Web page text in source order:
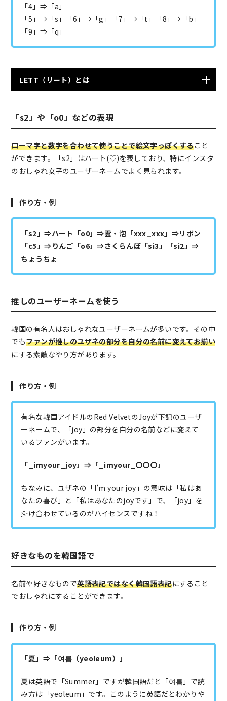
「4」⇒「a」
「5」⇒「s」「6」⇒「g」「7」⇒「t」「8」⇒「b」
「9」⇒「q」
LETT（リート）とは
す。一時期ゲームなどの名前で流行ったり日本ではハッ
カー語とも呼ばれています。
参考：Wikipedia
「s2」や「o0」などの表現
ローマ字と数字を合わせて使うことで絵文字っぽくすること
ができます。「s2」はハート(♡)を表しており、特にインスタ
のおしゃれ女子のユーザーネームでよく見られます。
作り方・例
「s2」⇒ハート「o0」⇒雲・泡「xxx_xxx」⇒リボン
「c5」⇒りんご「o6」⇒さくらんぼ「si3」「si2」⇒
ちょうちょ
推しのユーザーネームを使う
韓国の有名人はおしゃれなユーザーネームが多いです。その中
でもファンが推しのユザネの部分を自分の名前に変えてお揃い
にする素敵なやり方があります。
作り方・例
有名な韓国アイドルのRed VelvetのJoyが下記のユーザ
ーネームで、「joy」の部分を自分の名前などに変えて
いるファンがいます。
「_imyour_joy」⇒「_imyour_〇〇〇」
ちなみに、ユザネの「I’m your joy」の意味は「私はあ
なたの喜び」と「私はあなたのjoyです」で、「joy」を
掛け合わせているのがハイセンスですね！
好きなものを韓国語で
名前や好きなもので英語表記ではなく韓国語表記にすること
でおしゃれにすることができます。
作り方・例
「夏」⇒「여름（yeoleum）」
夏は英語で「Summer」ですが韓国語だと「여름」で読
み方は「yeoleum」です。このように英語だとわかりや